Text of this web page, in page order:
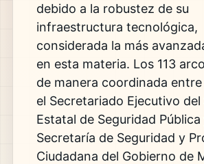
debido a la robustez de su
infraestructura tecnológica,
considerada la más
en esta materia. Los 113
de manera coordinada entre
el Secretariado Ejecutivo del
Estatal de Seguridad Pública
Secretaría de Seguridad y
Ciudadana del Gobierno de